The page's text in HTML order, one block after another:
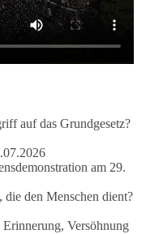
Antrags oder das
auf das Grundgesetz?
am 29.
den Menschen dient?
Erinnerung, Versöhnung